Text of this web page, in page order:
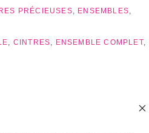
PRÉCIEUSES, ENSEMBLES,
, CINTRES, ENSEMBLE COMPLET,